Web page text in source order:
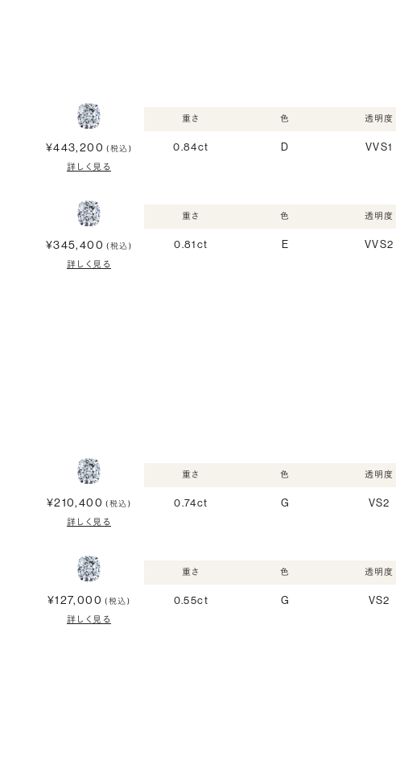
¥443,200 (税込)
詳しく見る
重さ
0.84ct
色
D
透明度
VVS1
¥345,400 (税込)
詳しく見る
重さ
0.81ct
色
E
透明度
VVS2
¥210,400 (税込)
詳しく見る
重さ
0.74ct
色
G
透明度
VS2
¥127,000 (税込)
詳しく見る
重さ
0.55ct
色
G
透明度
VS2